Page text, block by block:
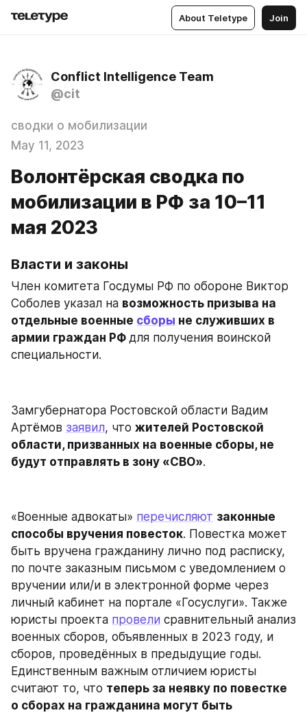
About Teletype Join
Conflict Intelligence Team
@cit
сводки о мобилизации
May 11, 2023
Волонтёрская сводка по
мобилизации в РФ за 10–11
мая 2023
Власти и законы
Член комитета Госдумы РФ по обороне Виктор
Соболев указал на возможность призыва на
отдельные военные сборы не служивших в
армии граждан РФ для получения воинской
специальности.
Замгубернатора Ростовской области Вадим
Артёмов заявил, что жителей Ростовской
области, призванных на военные сборы, не
будут отправлять в зону «СВО».
«Военные адвокаты» перечисляют законные
способы вручения повесток. Повестка может
быть вручена гражданину лично под расписку,
по почте заказным письмом с уведомлением о
вручении или/и в электронной форме через
личный кабинет на портале «Госуслуги». Также
юристы проекта провели сравнительный анализ
военных сборов, объявленных в 2023 году, и
сборов, проведённых в предыдущие годы.
Единственным важным отличием юристы
считают то, что теперь за неявку по повестке